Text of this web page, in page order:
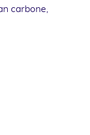
carbone,